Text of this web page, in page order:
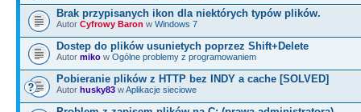
Brak przypisanych ikon dla niektórych typów plików.
Autor Cyfrowy Baron w Windows 7
Dostep do plików usunietych poprzez Shift+Delete
Autor miko w Ogólne problemy z programowaniem
Pobieranie plików z HTTP bez INDY a cache [SOLVED]
Autor husky83 wAplikacje sieciowe